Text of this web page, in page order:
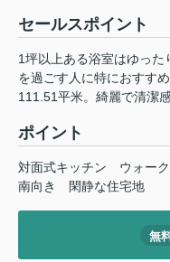
セールスポイント
1坪以上ある浴室はゆった
を過ごす人に特におすす
111.51平米。綺麗で清潔
ポイント
対面式キッチン ウォー
南向き
閑静な住宅地
無